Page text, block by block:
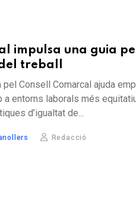
impulsa una guia
treball
pel Consell Comarcal ajuda
a entorns laborals més
d’igualtat de...
Redacció